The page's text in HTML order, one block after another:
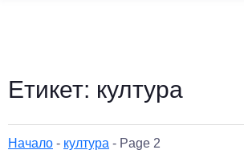
Етикет: култура
Начало - култура - Page 2